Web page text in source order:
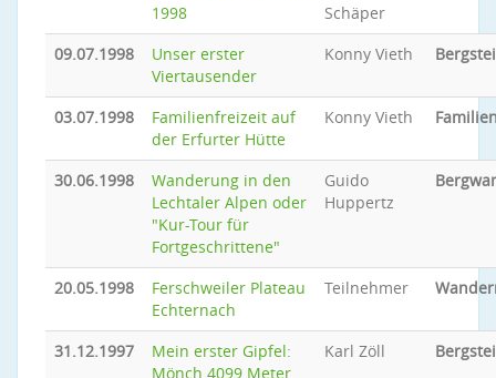
1998
Schäper
09.07.1998
Unser erster
Viertausender
Konny Vieth
03.07.1998
Familienfreizeit auf
der Erfurter Hütte
Konny Vieth
30.06.1998
Wanderung in den
Lechtaler Alpen oder
"Kur-Tour für
Fortgeschrittene"
Guido
Huppertz
20.05.1998
Ferschweiler Plateau
Echternach
Teilnehmer
31.12.1997
Mein erster Gipfel:
Mönch 4099 Meter
Karl Zöll